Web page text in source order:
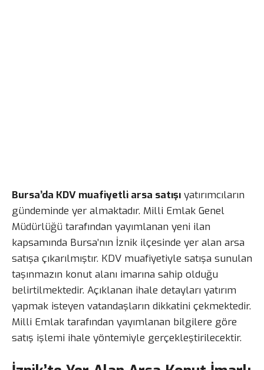
Bursa’da KDV muafiyetli arsa satışı yatırımcıların
gündeminde yer almaktadır. Milli Emlak Genel
Müdürlüğü tarafından yayımlanan yeni ilan
kapsamında Bursa’nın İznik ilçesinde yer alan arsa
satışa çıkarılmıştır. KDV muafiyetiyle satışa sunulan
taşınmazın konut alanı imarına sahip olduğu
belirtilmektedir. Açıklanan ihale detayları yatırım
yapmak isteyen vatandaşların dikkatini çekmektedir.
Milli Emlak tarafından yayımlanan bilgilere göre
satış işlemi ihale yöntemiyle gerçekleştirilecektir.